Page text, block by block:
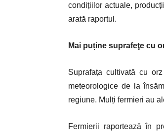
condițiilor actuale,
arată raportul.
Mai puține suprafeţe cu
Suprafața cultivată cu
meteorologice de la
regiune. Mulți fermieri au
Fermierii raportează în